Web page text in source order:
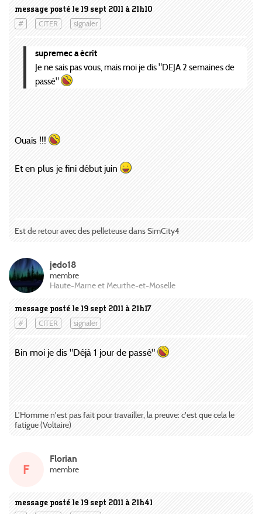
message posté le 19 sept 2011 à 21h10
# CITER signaler
supremec a écrit
Je ne sais pas vous, mais moi je dis "DEJA 2 semaines de
passé"
Ouais !!!
Et en plus je fini début juin
Est de retour avec des pelleteuse dans SimCity4
message posté le 19 sept 2011 à 21h17
# CITER signaler
jedo18
membre
Haute-Marne et Meurthe-et-Moselle
Bin moi je dis "Déjà 1 jour de passé"
L'Homme n'est pas fait pour travailler, la preuve: c'est que cela le
fatigue (Voltaire)
message posté le 19 sept 2011 à 21h41
F
Florian
membre